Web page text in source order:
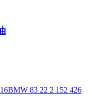
BMW 83 22 2 152 426